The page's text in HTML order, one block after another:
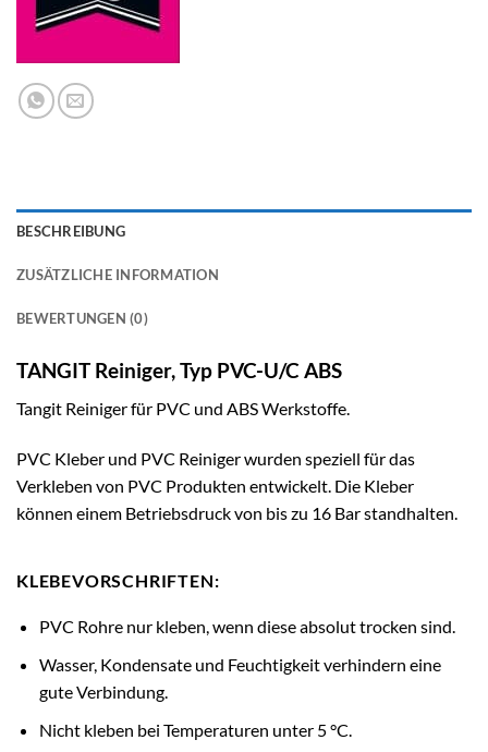
BESCHREIBUNG
ZUSÄTZLICHE INFORMATION
BEWERTUNGEN (0)
TANGIT Reiniger, Typ PVC-U/C ABS
Tangit Reiniger für PVC und ABS Werkstoffe.
PVC Kleber und PVC Reiniger wurden speziell für das
Verkleben von PVC Produkten entwickelt. Die Kleber
können einem Betriebsdruck von bis zu 16 Bar standhalten.
KLEBEVORSCHRIFTEN:
PVC Rohre nur kleben, wenn diese absolut trocken sind.
Wasser, Kondensate und Feuchtigkeit verhindern eine
gute Verbindung.
Nicht kleben bei Temperaturen unter 5 °C.